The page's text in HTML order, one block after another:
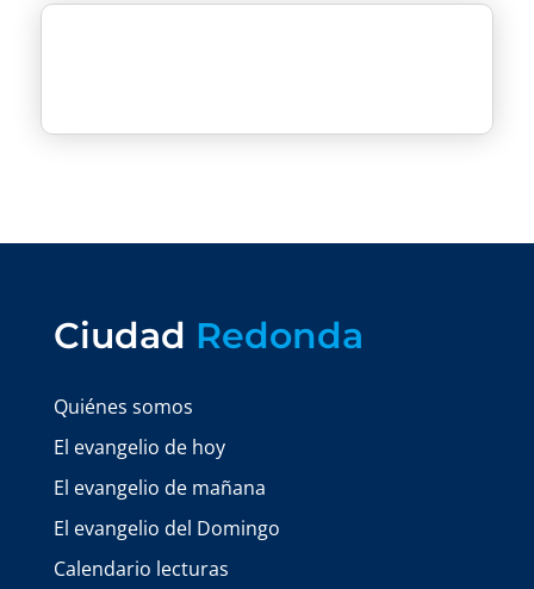
Ciudad Redonda
Quiénes somos
El evangelio de hoy
El evangelio de mañana
El evangelio del Domingo
Calendario lecturas